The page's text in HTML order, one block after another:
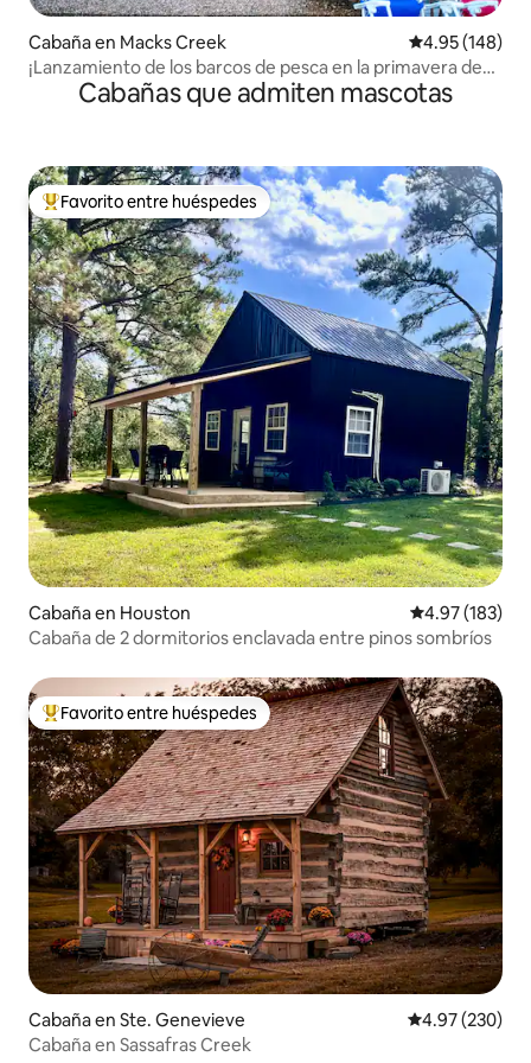
Cabaña en Macks Creek Calificación
4.95 (148)
¡Lanzamiento de los barcos de pesca en la primavera de
2026! Cabaña Macks Creek
Cabañas que admiten mascotas
De los mejores en Favorito entre huéspedes
Favorito entre huéspedes
Cabaña en Houston Calificación
4.97 (183)
Cabaña de 2 dormitorios enclavada entre pinos sombríos
De los mejores en Favorito entre huéspedes
Favorito entre huéspedes
Cabaña en Ste. Genevieve Calificación
4.97 (230)
Cabaña en Sassafras Creek